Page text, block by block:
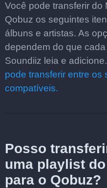
Você pode transferir do
Qobuz os seguintes
álbuns e artistas. As
dependem do que
Soundiiz leia e adicione.
pode transferir entre os
compatíveis.
Posso
uma playlist
para o Qobuz?